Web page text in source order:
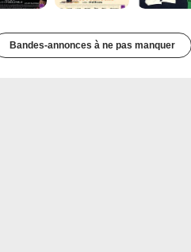
Bandes-annonces à ne pas manquer